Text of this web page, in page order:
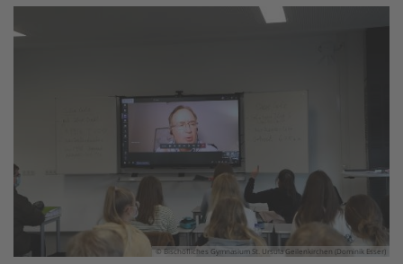
© Bischöfliches Gymnasium St. Ursula Geilenkirchen (Dominik Esser)